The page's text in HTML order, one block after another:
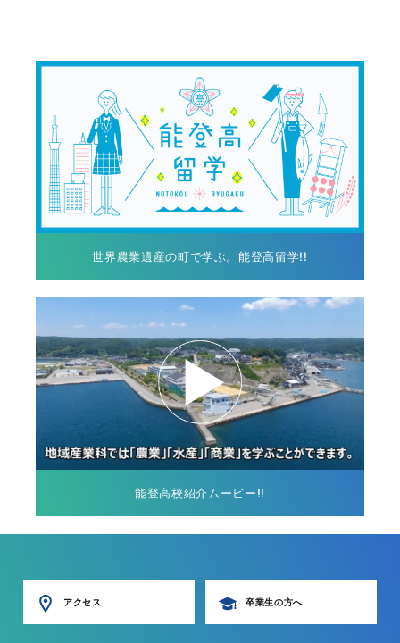
世界農業遺産の町で学ぶ。能登高留学!!
能登高校紹介ムービー!!
アクセス 卒業生の方へ